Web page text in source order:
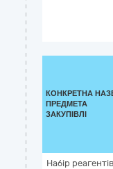
КОНКРЕТНА
ПРЕДМЕТА
ЗАКУПІВЛІ
Набір реагентів